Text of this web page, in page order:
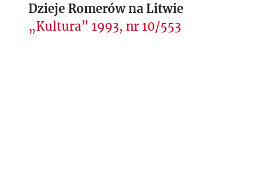
Dzieje Romerów na Litwie
„Kultura” 1993, nr 10/553